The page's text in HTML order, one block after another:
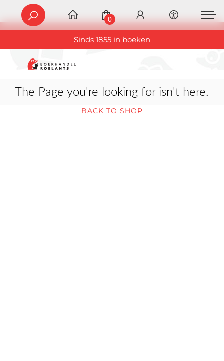
Sinds 1855 in boeken
0
The Page you're looking for isn't here.
BACK TO SHOP